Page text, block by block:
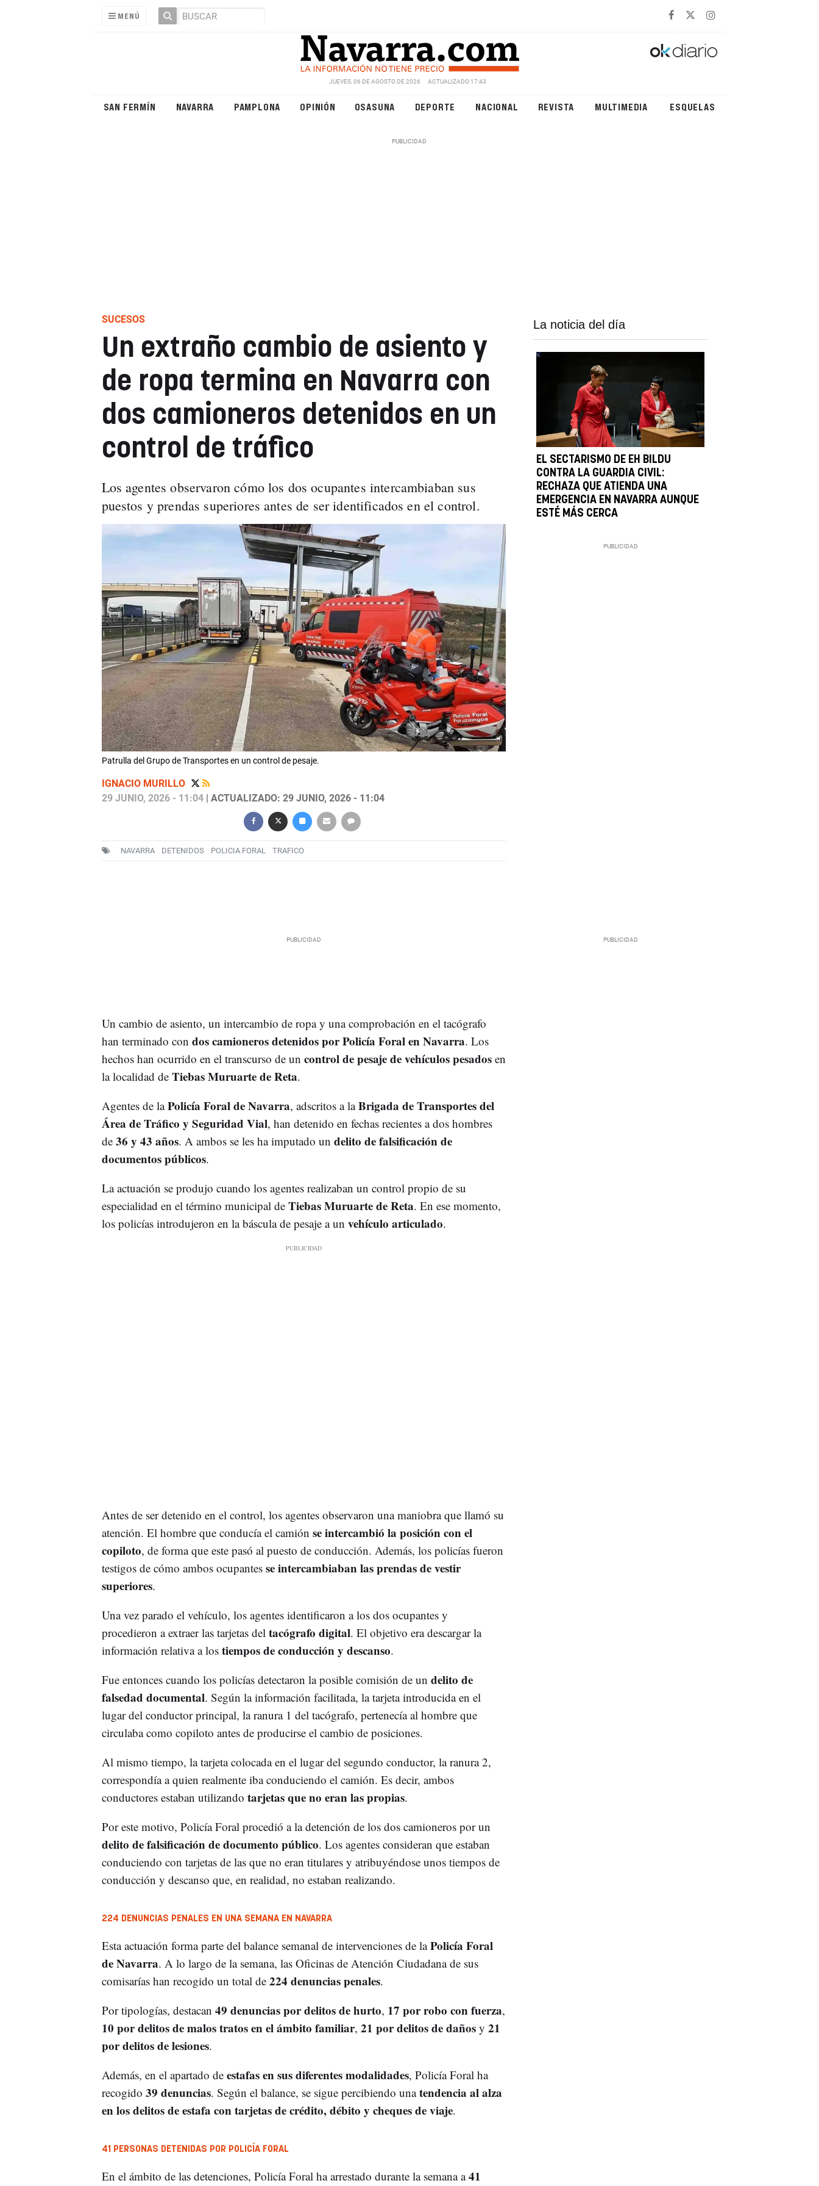
MENÚ
JUEVES, 06 DE AGOSTO DE 2026 ACTUALIZADO 17:43
SAN FERMÍN NAVARRA PAMPLONA OPINIÓN OSASUNA DEPORTE NACIONAL REVISTA MULTIMEDIA ESQUELAS
SUCESOS
Un extraño cambio de asiento y
de ropa termina en Navarra con
dos camioneros detenidos en un
control de tráfico
Los agentes observaron cómo los dos ocupantes intercambiaban sus
puestos y prendas superiores antes de ser identificados en el control.
Patrulla del Grupo de Transportes en un control de pesaje.
IGNACIO MURILLO
29 JUNIO, 2026 - 11:04| ACTUALIZADO: 29 JUNIO, 2026 - 11:04
NAVARRA DETENIDOS POLICIA FORAL TRAFICO
La noticia del día
EL SECTARISMO DE EH BILDU
CONTRA LA GUARDIA CIVIL:
RECHAZA QUE ATIENDA UNA
EMERGENCIA EN NAVARRA AUNQUE
ESTÉ MÁS CERCA
Un cambio de asiento, un intercambio de ropa y una comprobación en el tacógrafo
han terminado con dos camioneros detenidos por Policía Foral en Navarra. Los
hechos han ocurrido en el transcurso de un control de pesaje de vehículos pesadosen
la localidad de Tiebas Muruarte de Reta.
Agentes de laPolicía Foral de Navarra, adscritos a laBrigada de Transportes del
Área de Tráfico y Seguridad Vial, han detenido en fechas recientes a dos hombres
de 36 y 43 años. A ambos se les ha imputado un delito de falsificación de
documentos públicos.
La actuación se produjo cuando los agentes realizaban un control propio de su
especialidad en el término municipal de Tiebas Muruarte de Reta. En ese momento,
los policías introdujeron en la báscula de pesaje a un vehículo articulado.
Antes de ser detenido en el control, los agentes observaron una maniobra que llamó su
atención. El hombre que conducía el camión se intercambió la posición con el
copiloto, de forma que este pasó al puesto de conducción. Además, los policías fueron
testigos de cómo ambos ocupantes se intercambiaban las prendas de vestir
superiores.
Una vez parado el vehículo, los agentes identificaron a los dos ocupantes y
procedieron a extraer las tarjetas del tacógrafo digital. El objetivo era descargar la
información relativa a los tiempos de conducción y descanso.
Fue entonces cuando los policías detectaron la posible comisión de un delito de
falsedad documental. Según la información facilitada, la tarjeta introducida en el
lugar del conductor principal, la ranura 1 del tacógrafo, pertenecía al hombre que
circulaba como copiloto antes de producirse el cambio de posiciones.
Al mismo tiempo, la tarjeta colocada en el lugar del segundo conductor, la ranura 2,
correspondía a quien realmente iba conduciendo el camión. Es decir, ambos
conductores estaban utilizando tarjetas que no eran las propias.
Por este motivo, Policía Foral procedió a la detención de los dos camioneros por un
delito de falsificación de documento público. Los agentes consideran que estaban
conduciendo con tarjetas de las que no eran titulares y atribuyéndose unos tiempos de
conducción y descanso que, en realidad, no estaban realizando.
224 DENUNCIAS PENALES EN UNA SEMANA EN NAVARRA
Esta actuación forma parte del balance semanal de intervenciones de laPolicía Foral
de Navarra. A lo largo de la semana, las Oficinas de Atención Ciudadana de sus
comisarías han recogido un total de 224 denuncias penales.
Por tipologías, destacan 49 denuncias por delitos de hurto, 17 por robo con fuerza,
10 por delitos de malos tratos en el ámbito familiar, 21 por delitos de dañosy 21
por delitos de lesiones.
Además, en el apartado de estafas en sus diferentes modalidades, Policía Foral ha
recogido 39 denuncias. Según el balance, se sigue percibiendo unatendencia al alza
en los delitos de estafa con tarjetas de crédito, débito y cheques de viaje.
41 PERSONAS DETENIDAS POR POLICÍA FORAL
En el ámbito de las detenciones, Policía Foral ha arrestado durante la semana a41